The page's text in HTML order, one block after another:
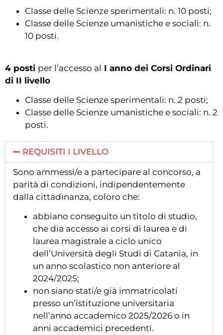
Classe delle Scienze sperimentali: n. 10 posti;
Classe delle Scienze umanistiche e sociali: n.
10 posti.
4 posti per l’accesso al I anno dei Corsi Ordinari
di II livello
Classe delle Scienze sperimentali: n. 2 posti;
Classe delle Scienze umanistiche e sociali: n. 2
posti.
REQUISITI I LIVELLO
Sono ammessi/e a partecipare al concorso, a
parità di condizioni, indipendentemente
dalla cittadinanza, coloro che:
abbiano conseguito un titolo di studio,
che dia accesso ai corsi di laurea e di
laurea magistrale a ciclo unico
dell’Università degli Studi di Catania, in
un anno scolastico non anteriore al
2024/2025;
non siano stati/e già immatricolati
presso un’istituzione universitaria
nell’anno accademico 2025/2026 o in
anni accademici precedenti.